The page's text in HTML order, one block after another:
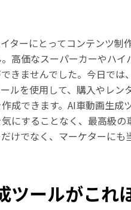
ターにとってコンテンツ制
高価なスーパーカーやハイ
きませんでした。今日では
を使用して、購入やレン
成できます。AI車動画生成
にすることなく、最高級
けでなく、マーケターにも
ツールがこれ